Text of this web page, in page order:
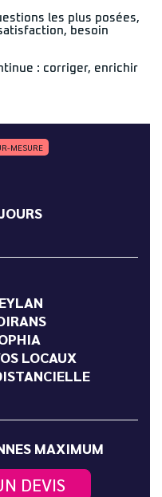
les plus posées,
besoin
: corriger, enrichir
MESURE
LOCAUX
MAXIMUM
DEVIS